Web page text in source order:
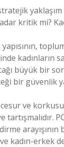
kritik mi?
yapısının,
kadınların
büyük bir
bir güvenlik
ve
tartışmalıdır.
kadın-erkek